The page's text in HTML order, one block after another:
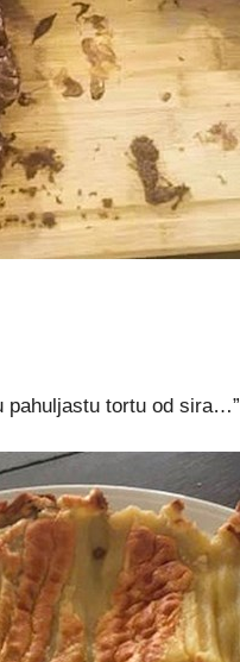
pahuljastu tortu od sira…”